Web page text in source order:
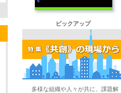
ピックアップ
多様な組織や人々が共に、課題解